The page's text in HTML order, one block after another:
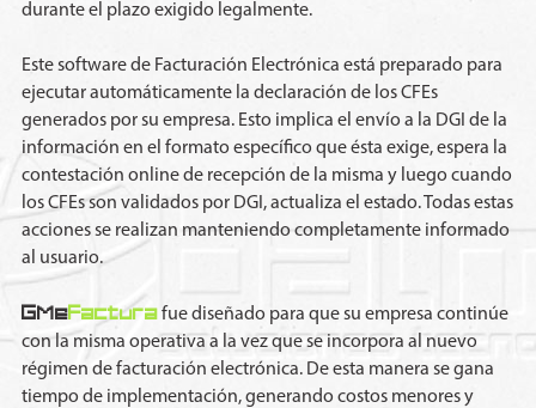
durante el plazo exigido legalmente.
Este software de Facturación Electrónica está preparado para
ejecutar automáticamente la declaración de los CFEs
generados por su empresa. Esto implica el envío a la DGI de la
información en el formato específico que ésta exige, espera la
contestación online de recepción de la misma y luego cuando
los CFEs son validados por DGI, actualiza el estado. Todas estas
acciones se realizan manteniendo completamente informado
al usuario.
GMeFacturafue diseñado para que su empresa continúe
con la misma operativa a la vez que se incorpora al nuevo
régimen de facturación electrónica. De esta manera se gana
tiempo de implementación, generando costos menores y